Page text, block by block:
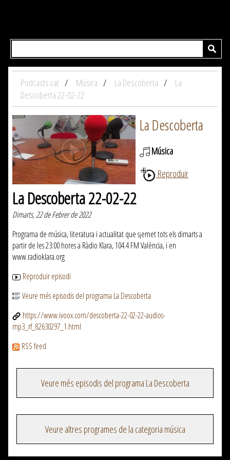
Podcasts.cat Música La Descoberta
La
Descoberta 22-02-22
La Descoberta
Música
Reproduir
La Descoberta 22-02-22
Dimarts, 22 de Febrer de 2022
Programa de música, literatura i actualitat que s¡emet tots els dimarts a
partir de les 23:00 hores a Ràdio Klara, 104.4 FM València, i en
www.radioklara.org
Reproduir episodi
Veure més episodis del programa La Descoberta
https://www.ivoox.com/descoberta-22-02-22-audios-
mp3_rf_82630297_1.html
RSS feed
Veure més episodis del programa La Descoberta
Veure altres programes de la categoria música